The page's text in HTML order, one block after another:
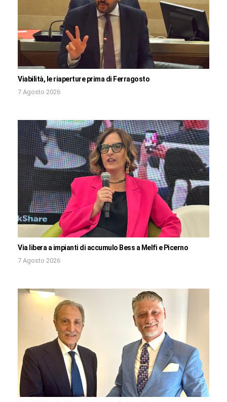
Viabilità, le riaperture prima di Ferragosto
7 Agosto 2026
Via libera a impianti di accumulo Bess a Melfi e Picerno
7 Agosto 2026